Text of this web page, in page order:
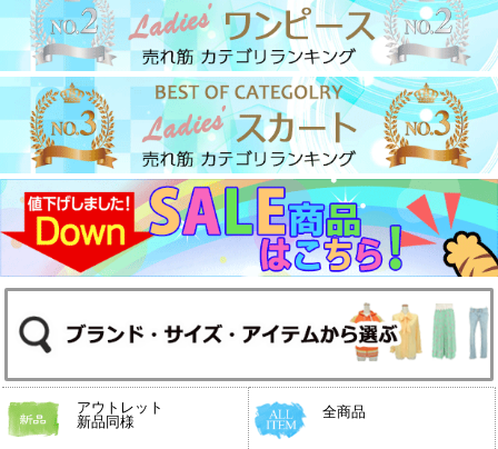
アウトレット
新品同様
全商品